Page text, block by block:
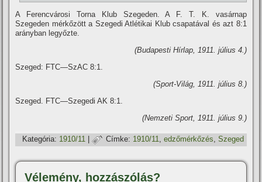
A Ferencvárosi Torna Klub Szegeden. A F. T. K. vasárnap
Szegeden mérkőzött a Szegedi Atlétikai Klub csapatával és azt 8:1
arányban legyőzte.
(Budapesti Hí­rlap, 1911. július 4.)
Szeged: FTC—SzAC 8:1.
(Sport-Világ, 1911. július 8.)
Szeged. FTC—Szegedi AK 8:1.
(Nemzeti Sport, 1911. július 9.)
Kategória: 1910/11 | Címke: 1910/11,edzőmérkőzés,Szeged
Vélemény, hozzászólás?